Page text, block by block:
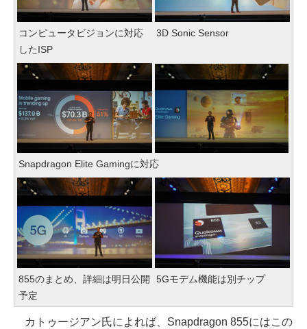
コンピュータビジョンに対応
したISP
3D Sonic Sensor
Snapdragon Elite Gamingに対応
855のまとめ、詳細は明日公開
予定
5Gモデム機能は別チップ
カトゥージアン氏によれば、Snapdragon 855にはこの